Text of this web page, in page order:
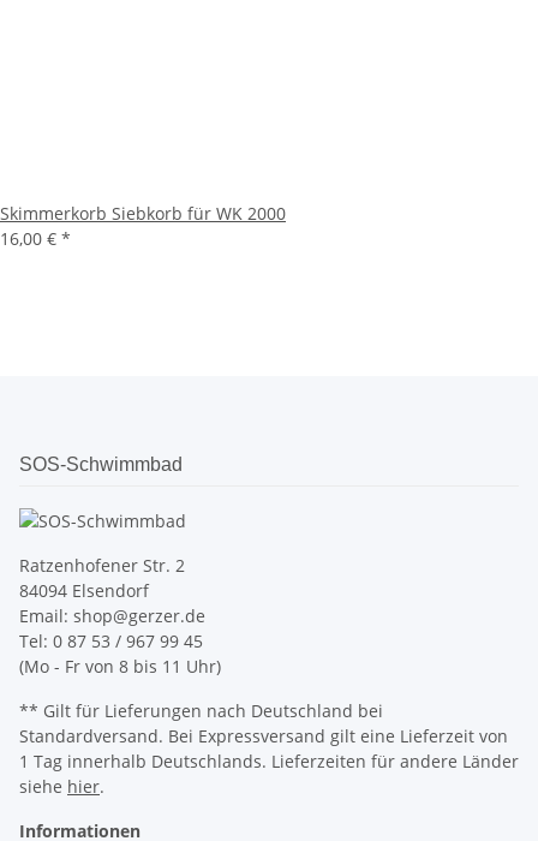
Skimmerkorb Siebkorb für WK 2000
16,00 € *
SOS-Schwimmbad
Ratzenhofener Str. 2
84094 Elsendorf
Email: shop@gerzer.de
Tel: 0 87 53 / 967 99 45
(Mo - Fr von 8 bis 11 Uhr)
** Gilt für Lieferungen nach Deutschland bei
Standardversand. Bei Expressversand gilt eine Lieferzeit von
1 Tag innerhalb Deutschlands. Lieferzeiten für andere Länder
siehe hier.
Informationen